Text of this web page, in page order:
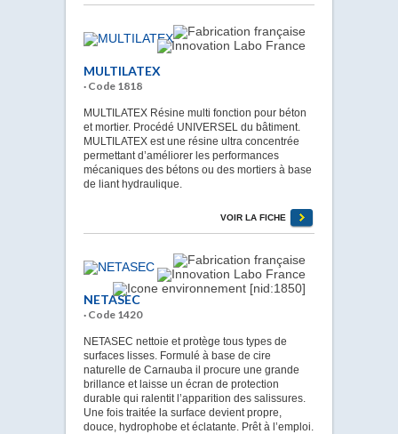
MULTILATEX
· Code 1818
MULTILATEX Résine multi fonction pour béton
et mortier. Procédé UNIVERSEL du bâtiment.
MULTILATEX est une résine ultra concentrée
permettant d’améliorer les performances
mécaniques des bétons ou des mortiers à base
de liant hydraulique.
VOIR LA FICHE
NETASEC
· Code 1420
NETASEC nettoie et protège tous types de
surfaces lisses. Formulé à base de cire
naturelle de Carnauba il procure une grande
brillance et laisse un écran de protection
durable qui ralentit l’apparition des salissures.
Une fois traitée la surface devient propre,
douce, hydrophobe et éclatante. Prêt à l’emploi.